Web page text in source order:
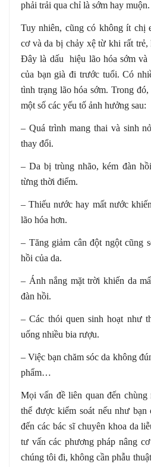
phải trải qua chỉ là sớm hay muộn.
Tuy nhiên, cũng có không ít chị
cơ và da bị chảy xệ từ khi rất
Đây là dấu hiệu lão hóa sớm và
của bạn già đi trước tuổi. Có
tình trạng lão hóa sớm. Trong
một số các yếu tố ảnh hưởng sau:
– Quá trình mang thai và sinh
thay đổi.
– Da bị trùng nhão, kém đàn
từng thời điểm.
– Thiếu nước hay mất nước
lão hóa hơn.
– Tăng giảm cân đột ngột cũng
hồi của da.
– Ánh nắng mặt trời khiến da
đàn hồi.
– Các thói quen sinh hoạt như
uống nhiều bia rượu.
– Việc bạn chăm sóc da không
phẩm…
Mọi vấn đề liên quan đến chùng
thể được kiểm soát nếu như
đến các bác sĩ chuyên khoa da
tư vấn các phương pháp nâng
chúng tôi đi, không cần phẫu